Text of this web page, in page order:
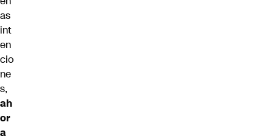
as
int
en
cio
ne
s,
ah
or
a